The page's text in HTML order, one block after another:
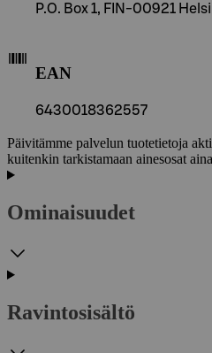
P.O. Box 1, FIN-00921
EAN
6430018362557
Päivitämme palvelun tuotetietoja
kuitenkin tarkistamaan ainesosat
Ominaisuudet
Ravintosisältö